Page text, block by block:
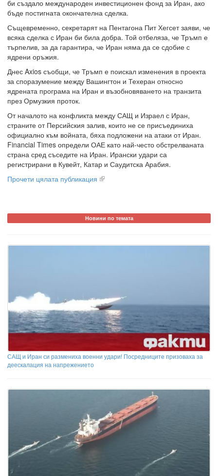
би създало международен инвестиционен фонд за Иран, ако
бъде постигната окончателна сделка.
Същевременно, секретарят на Пентагона Пит Хегсет заяви, че
всяка сделка с Иран би била добра. Той отбеляза, че Тръмп е
търпелив, за да гарантира, че Иран няма да се сдобие с
ядрени оръжия.
Днес Axios съобщи, че Тръмп е поискал изменения в проекта
за споразумение между Вашингтон и Техеран относно
ядрената програма на Иран и възобновяването на транзита
през Ормузкия проток.
От началото на конфликта между САЩ и Израел с Иран,
страните от Персийския залив, които не се присъединиха
официално към войната, бяха подложени на атаки от Иран.
Financial Times определи ОАЕ като най-често обстрелваната
страна сред съседите на Иран. Ирански удари са
регистрирани в Кувейт, Катар и Саудитска Арабия.
Прочети цялата публикация
Новини по темата
САЩ и Иран си размениха военни удари! Посредниците призоваха за
деескалация на напрежението